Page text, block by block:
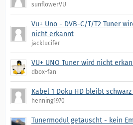
sunflowerVU
Vu+ Uno - DVB-C/T/T2 Tuner
nicht erkannt
jacklucifer
VU+ UNO Tuner wird nicht
dbox-fan
Kabel 1 Doku HD bleibt
henning1970
Tunermodul getauscht - kein